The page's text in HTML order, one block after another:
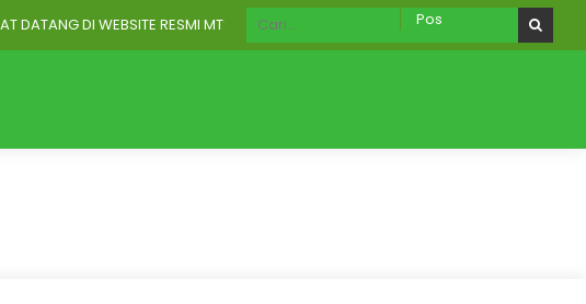
DI WEBSITE RESMI MTS NURUT TAUHID WONOREJO